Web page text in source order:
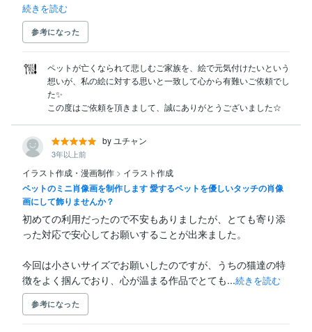
続きを読む
参考になった
ペットが亡くなられて悲しむご家族を、絵で元気付けたいという
想いが、私の絵に対する思いと一致して心から有難いご依頼でし
た✨
この度はご依頼を頂きまして、誠にありがとうございました☆
by ユチャン
3年以上前
イラスト作成・漫画制作 > イラスト作成
ペットのミニ肖像画を制作します 愛するペットを優しいタッチの肖像
画にして飾りませんか？
初めての利用だったので不安もありましたが、とても寄り添
った対応で安心してお願いすることが出来ました。
今回は小さいサイズでお願いしたのですが、うちの猫達の特
徴をよく掴んでおり、心が温まる作品でとても...続きを読む
参考になった